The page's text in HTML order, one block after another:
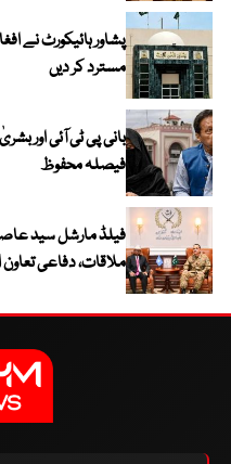
پشاور ہائیکورٹ نے
مسترد کر دیں
بانی پی ٹی آئی اور
فیصلہ محفوظ
فیلڈ مارشل سید
ملاقات، دفاعی تعاون